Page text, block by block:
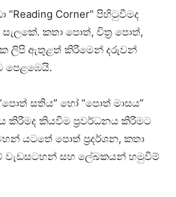
Corner” පිහිටුවීමද
කතා පොත්, චිත්‍ර පොත්,
ලිපි ඇතුළත් කිරීමෙන් දරුවන්
පෙළඹෙයි.
සතිය” හෝ “පොත් මාසය”
කිරීමද කියවීම ප්‍රවර්ධනය කිරීමට
යටතේ පොත් ප්‍රදර්ශන, කතා
වැඩසටහන් සහ ලේඛකයන් හමුවීම්